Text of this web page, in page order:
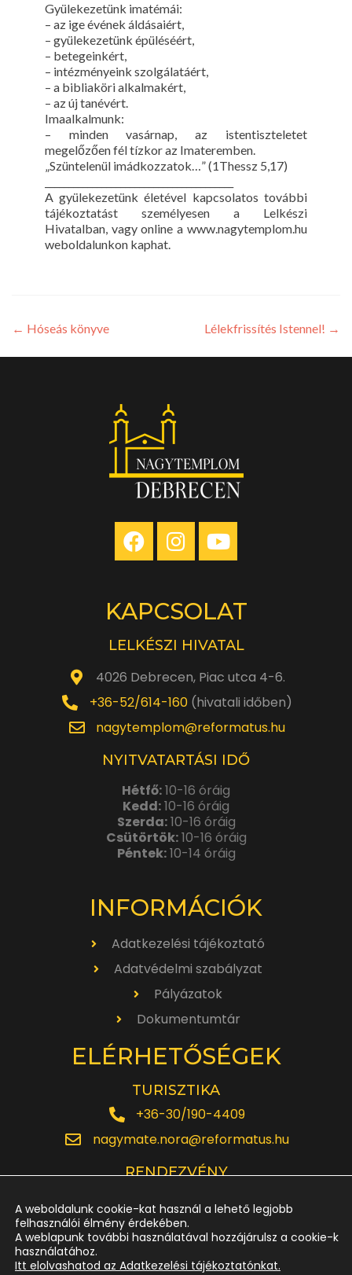
Gyülekezetünk imatémái:
– az ige évének áldásaiért,
– gyülekezetünk épüléséért,
– betegeinkért,
– intézményeink szolgálatáért,
– a bibliaköri alkalmakért,
– az új tanévért.
Imaalkalmunk:
– minden vasárnap, az istentiszteletet
megelőzően fél tízkor az Imateremben.
„Szüntelenül imádkozzatok…” (1Thessz 5,17)
A gyülekezetünk életével kapcsolatos további
tájékoztatást személyesen a Lelkészi
Hivatalban, vagy online a www.nagytemplom.hu
weboldalunkon kaphat.
← Hóseás könyve Lélekfrissítés Istennel! →
KAPCSOLAT
LELKÉSZI HIVATAL
4026 Debrecen, Piac utca 4-6.
+36-52/614-160(hivatali időben)
nagytemplom@reformatus.hu
NYITVATARTÁSI IDŐ
Hétfő:10-16 óráig
Kedd:10-16 óráig
Szerda:10-16 óráig
Csütörtök:10-16 óráig
Péntek:10-14 óráig
INFORMÁCIÓK
Adatkezelési tájékoztató
Adatvédelmi szabályzat
Pályázatok
Dokumentumtár
ELÉRHETŐSÉGEK
TURISZTIKA
+36-30/190-4409
nagymate.nora@reformatus.hu
RENDEZVÉNY
rendezveny.nagytemplom@reformatus.hu
A weboldalunk cookie-kat használ a lehető legjobb
felhasználói élmény érdekében.
A weblapunk további használatával hozzájárulsz a cookie-k
használatához.
Itt elolvashatod az Adatkezelési tájékoztatónkat.